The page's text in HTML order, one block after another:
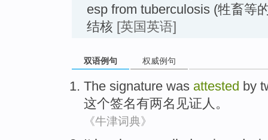
esp from tuberculosis (牲畜等
结核 [英国英语]
双语例句 权威例句
The signature was attested by
这个签名有两名见证人 。
《牛津词典》